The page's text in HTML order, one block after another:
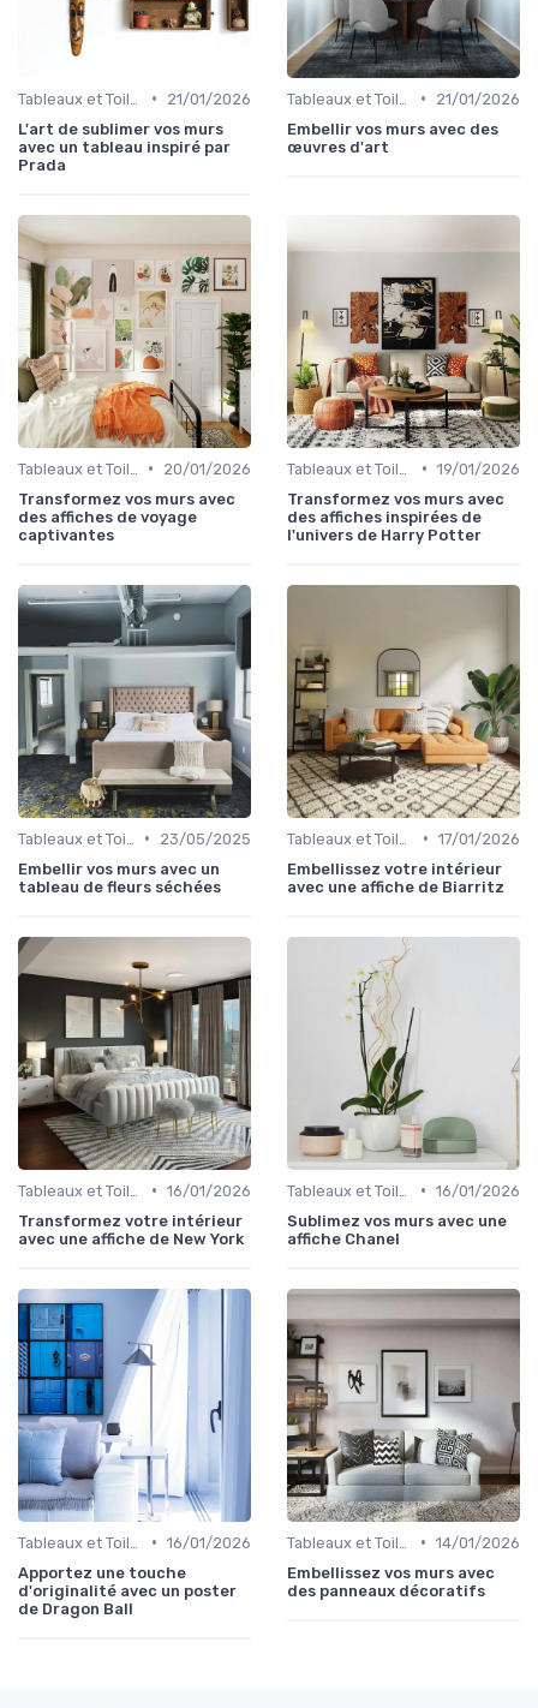
•
21/01/2026
L'art de sublimer vos murs
avec un tableau inspiré par
Prada
•
21/01/2026
Embellir vos murs avec des
œuvres d'art
•
20/01/2026
Transformez vos murs avec
des affiches de voyage
captivantes
• 19/01/2026
Transformez vos murs avec
des affiches inspirées de
l'univers de Harry Potter
•
23/05/2025
Embellir vos murs avec un
tableau de fleurs séchées
• 17/01/2026
Embellissez votre intérieur
avec une affiche de Biarritz
• 16/01/2026
Transformez votre intérieur
avec une affiche de New York
• 16/01/2026
Sublimez vos murs avec une
affiche Chanel
• 16/01/2026
Apportez une touche
d'originalité avec un poster
de Dragon Ball
• 14/01/2026
Embellissez vos murs avec
des panneaux décoratifs